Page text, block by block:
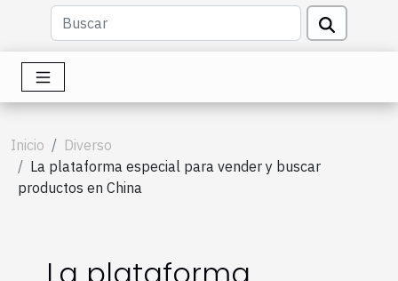
Inicio
Diverso
La plataforma especial para vender y buscar
productos en China